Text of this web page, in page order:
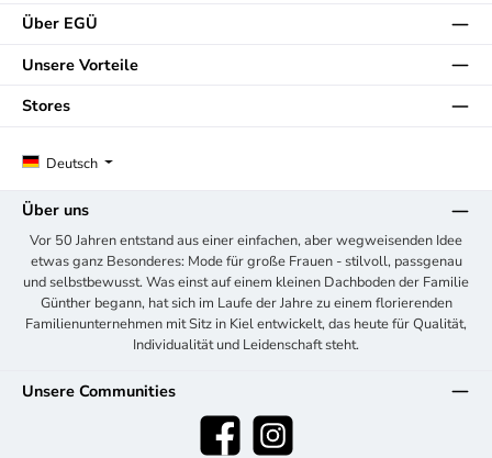
Über EGÜ
Unsere Vorteile
Deutsch
Stores
Über uns
Vor 50 Jahren entstand aus einer einfachen, aber wegweisenden Idee
etwas ganz Besonderes: Mode für große Frauen - stilvoll, passgenau
und selbstbewusst. Was einst auf einem kleinen Dachboden der Familie
Günther begann, hat sich im Laufe der Jahre zu einem florierenden
Familienunternehmen mit Sitz in Kiel entwickelt, das heute für Qualität,
Individualität und Leidenschaft steht.
Unsere Communities
Facebook Instagram